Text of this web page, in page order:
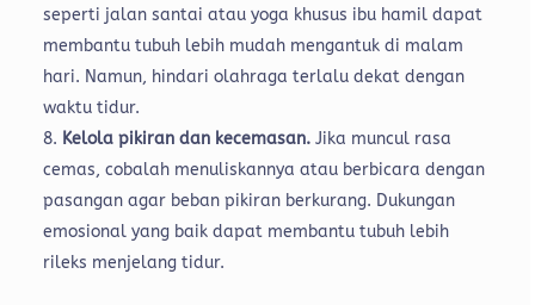
seperti jalan santai atau yoga khusus ibu hamil dapat
membantu tubuh lebih mudah mengantuk di malam
hari. Namun, hindari olahraga terlalu dekat dengan
waktu tidur.
Kelola pikiran dan kecemasan.Jika muncul rasa
cemas, cobalah menuliskannya atau berbicara dengan
pasangan agar beban pikiran berkurang. Dukungan
emosional yang baik dapat membantu tubuh lebih
rileks menjelang tidur.